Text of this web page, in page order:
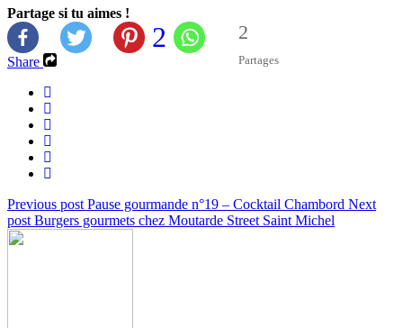
Partage si tu aimes !
2 2
Partages
Share
Previous post Pause gourmande n°19 – Cocktail Chambord Next
post Burgers gourmets chez Moutarde Street Saint Michel